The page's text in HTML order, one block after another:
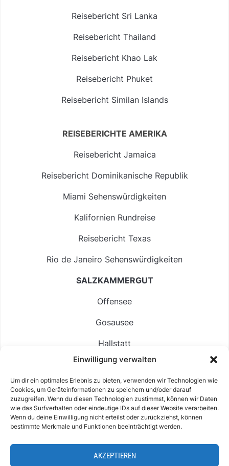
Einwilligung verwalten
Um dir ein optimales Erlebnis zu bieten, verwenden wir Technologien wie
Cookies, um Geräteinformationen zu speichern und/oder darauf
zuzugreifen. Wenn du diesen Technologien zustimmst, können wir Daten
wie das Surfverhalten oder eindeutige IDs auf dieser Website verarbeiten.
Wenn du deine Einwilligung nicht erteilst oder zurückziehst, können
bestimmte Merkmale und Funktionen beeinträchtigt werden.
AKZEPTIEREN
Reisebericht Sri Lanka
Reisebericht Thailand
Reisebericht Khao Lak
Reisebericht Phuket
Reisebericht Similan Islands
REISEBERICHTE AMERIKA
Reisebericht Jamaica
Reisebericht Dominikanische Republik
Miami Sehenswürdigkeiten
Kalifornien Rundreise
Reisebericht Texas
Rio de Janeiro Sehenswürdigkeiten
SALZKAMMERGUT
Offensee
Gosausee
Hallstatt
Langbathsee
Altausseer See
Hintersee
IMPRESSUM & KONTAKT